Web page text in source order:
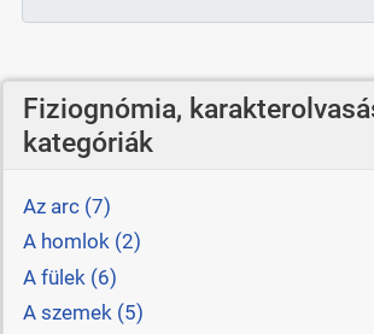
Fiziognómia,
kategóriák
Az arc (7)
A homlok (2)
A fülek (6)
A szemek (5)